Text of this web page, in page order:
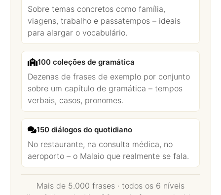
Sobre temas concretos como família,
viagens, trabalho e passatempos – ideais
para alargar o vocabulário.
100 coleções de gramática
Dezenas de frases de exemplo por conjunto
sobre um capítulo de gramática – tempos
verbais, casos, pronomes.
150 diálogos do quotidiano
No restaurante, na consulta médica, no
aeroporto – o Malaio que realmente se fala.
Mais de 5.000 frases · todos os 6 níveis